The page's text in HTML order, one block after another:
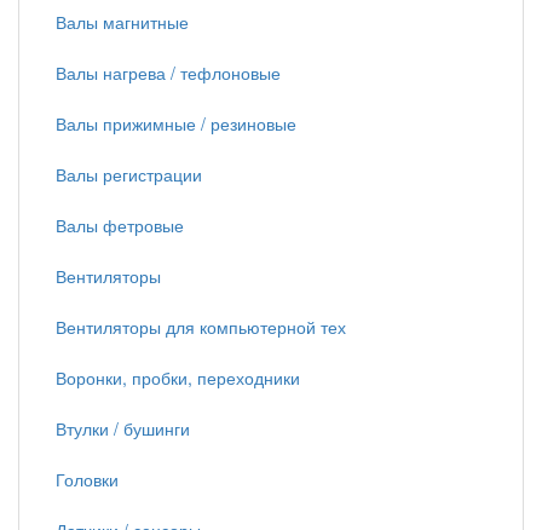
Валы магнитные
Валы нагрева / тефлоновые
Валы прижимные / резиновые
Валы регистрации
Валы фетровые
Вентиляторы
Вентиляторы для компьютерной тех
Воронки, пробки, переходники
Втулки / бушинги
Головки